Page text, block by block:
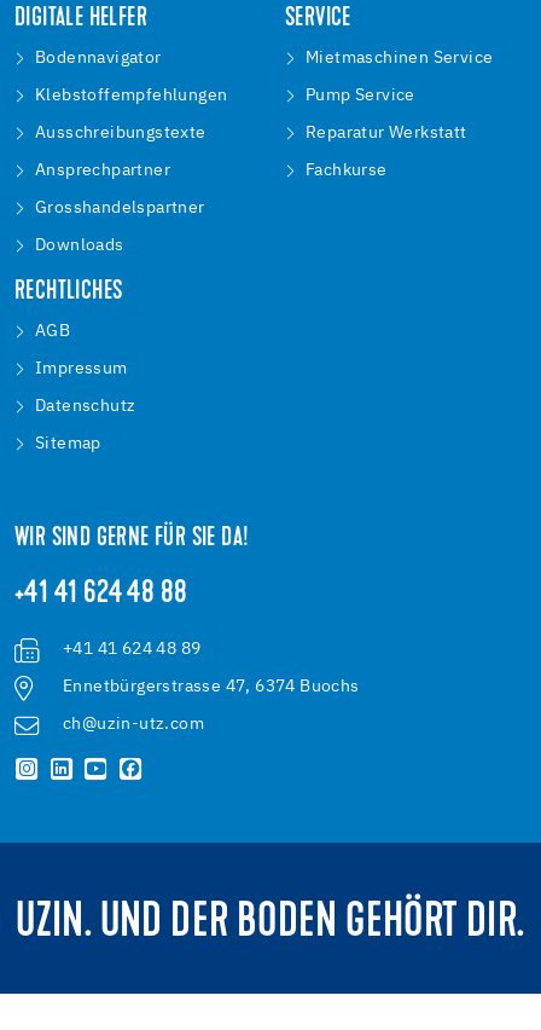
DIGITALE HELFER
Bodennavigator
Klebstoffempfehlungen
Ausschreibungstexte
Ansprechpartner
Grosshandelspartner
Downloads
SERVICE
Mietmaschinen Service
Pump Service
Reparatur Werkstatt
Fachkurse
RECHTLICHES
AGB
Impressum
Datenschutz
Sitemap
WIR SIND GERNE FÜR SIE DA!
+41 41 624 48 88
+41 41 624 48 89
Ennetbürgerstrasse 47, 6374 Buochs
ch@uzin-utz.com
UZIN. UND DER BODEN GEHÖRT DIR.